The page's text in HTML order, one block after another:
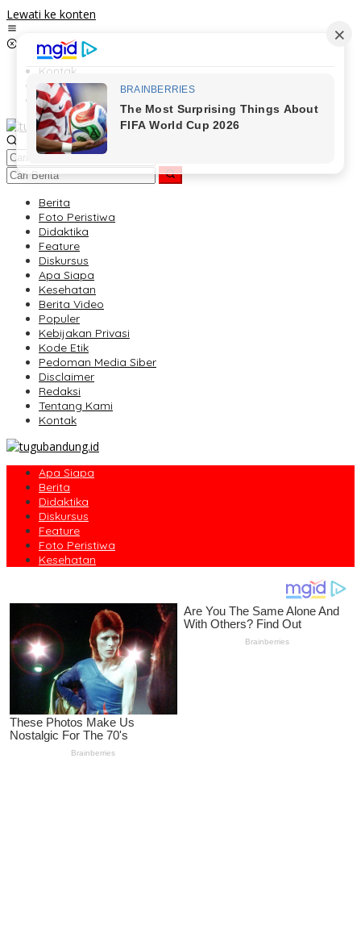
Lewati ke konten
Kontak
Redaksi
Tentang Kami
Berita
Foto Peristiwa
Didaktika
Feature
Diskursus
Apa Siapa
Kesehatan
Berita Video
Populer
Kebijakan Privasi
Kode Etik
Pedoman Media Siber
Disclaimer
Redaksi
Tentang Kami
Kontak
Apa Siapa
Berita
Didaktika
Diskursus
Feature
Foto Peristiwa
Kesehatan